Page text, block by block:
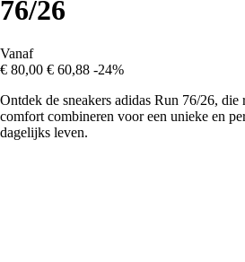
76/26
Vanaf
€ 80,00 € 60,88 -24%
Ontdek de sneakers adidas Run 76/26, die
comfort combineren voor een unieke en
dagelijks leven.